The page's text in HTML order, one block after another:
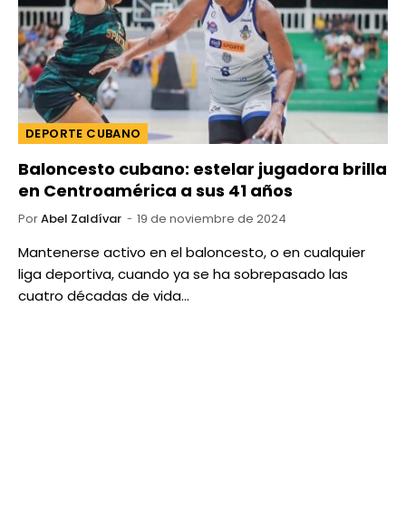
DEPORTE CUBANO
Baloncesto cubano: estelar jugadora brilla
en Centroamérica a sus 41 años
PorAbel Zaldívar 19 de noviembre de 2024
Mantenerse activo en el baloncesto, o en cualquier
liga deportiva, cuando ya se ha sobrepasado las
cuatro décadas de vida…